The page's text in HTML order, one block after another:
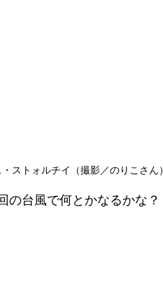
ストォルチイ（撮影／のりこさん）
の台風で何とかなるかな？